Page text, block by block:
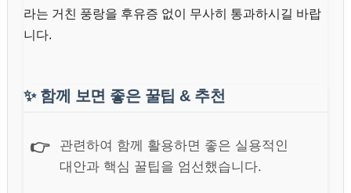
라는 거친 풍랑을 후유증 없이 무사히 통과하시길 바랍
니다.
✨ 함께 보면 좋은 꿀팁 & 추천
👉
관련하여 함께 활용하면 좋은 실용적인
대안과 핵심 꿀팁을 엄선했습니다.